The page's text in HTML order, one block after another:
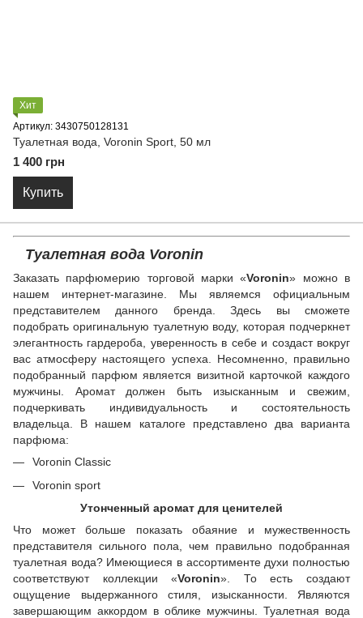
Хит
Артикул: 3430750128131
Туалетная вода, Voronin Sport, 50 мл
1 400 грн
Купить
Туалетная вода Voronin
Заказать парфюмерию торговой марки «Voronin» можно в
нашем интернет-магазине. Мы являемся официальным
представителем данного бренда. Здесь вы сможете
подобрать оригинальную туалетную воду, которая подчеркнет
элегантность гардероба, уверенность в себе и создаст вокруг
вас атмосферу настоящего успеха. Несомненно, правильно
подобранный парфюм является визитной карточкой каждого
мужчины. Аромат должен быть изысканным и свежим,
подчеркивать индивидуальность и состоятельность
владельца. В нашем каталоге представлено два варианта
парфюма:
Voronin Classic
Voronin sport
Утонченный аромат для ценителей
Что может больше показать обаяние и мужественность
представителя сильного пола, чем правильно подобранная
туалетная вода? Имеющиеся в ассортименте духи полностью
соответствуют коллекции «Voronin». То есть создают
ощущение выдержанного стиля, изысканности. Являются
завершающим аккордом в облике мужчины. Туалетная вода